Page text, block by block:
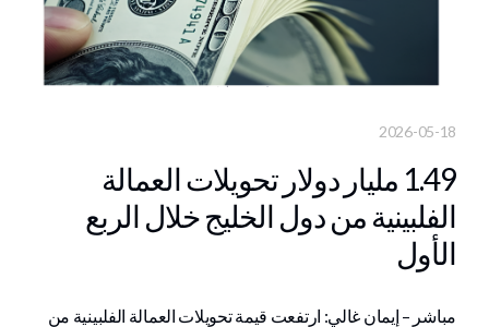
2026-05-18
1.49 مليار دولار تحويلات العمالة
الفلبينية من دول الخليج خلال الربع
الأول
مباشر – إيمان غالي: ارتفعت قيمة تحويلات العمالة الفلبينية من